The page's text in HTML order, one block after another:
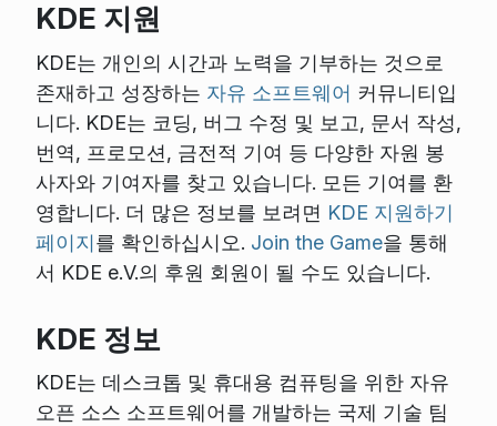
KDE 지원
KDE는 개인의 시간과 노력을 기부하는 것으로
존재하고 성장하는 자유 소프트웨어 커뮤니티입
니다. KDE는 코딩, 버그 수정 및 보고, 문서 작성,
번역, 프로모션, 금전적 기여 등 다양한 자원 봉
사자와 기여자를 찾고 있습니다. 모든 기여를 환
영합니다. 더 많은 정보를 보려면 KDE 지원하기
페이지를 확인하십시오. Join the Game을 통해
서 KDE e.V.의 후원 회원이 될 수도 있습니다.
KDE 정보
KDE는 데스크톱 및 휴대용 컴퓨팅을 위한 자유
오픈 소스 소프트웨어를 개발하는 국제 기술 팀